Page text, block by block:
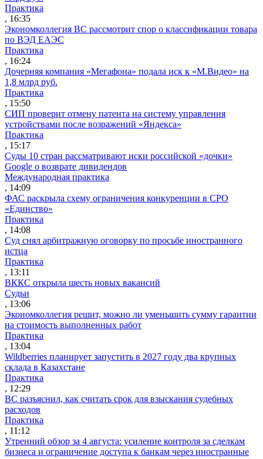
Практика
, 16:35
Экономколлегия ВС рассмотрит спор о классификации товара
по ВЭД ЕАЭС
Практика
, 16:24
Дочерняя компания «Мегафона» подала иск к «М.Видео» на
1,8 млрд руб.
Практика
, 15:50
СИП проверит отмену патента на систему управления
устройствами после возражений «Яндекса»
Практика
, 15:17
Суды 10 стран рассматривают иски российской «дочки»
Google о возврате дивидендов
Международная практика
, 14:09
ФАС раскрыла схему ограничения конкуренции в СРО
«Единство»
Практика
, 14:08
Суд снял арбитражную оговорку по просьбе иностранного
истца
Практика
, 13:11
ВККС открыла шесть новых вакансий
Судьи
, 13:06
Экономколлегия решит, можно ли уменьшить сумму гарантии
на стоимость выполненных работ
Практика
, 13:04
Wildberries планирует запустить в 2027 году два крупных
склада в Казахстане
Практика
, 12:29
ВС разъяснил, как считать срок для взыскания судебных
расходов
Практика
, 11:12
Утренний обзор за 4 августа: усиление контроля за сделкам
бизнеса и ограничение доступа к банкам через иностранные